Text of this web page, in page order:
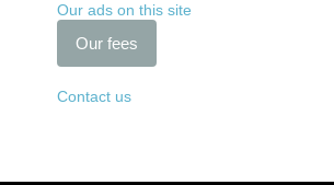
Our ads on this site
Our fees
Contact us